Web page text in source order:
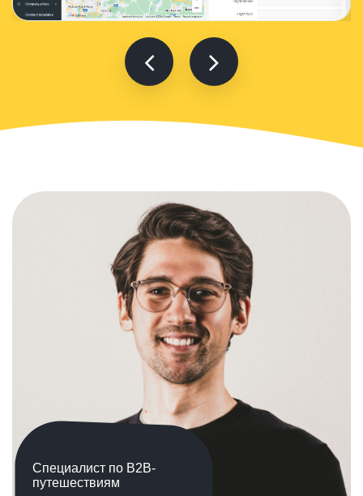
Специалист по B2B-
путешествиям